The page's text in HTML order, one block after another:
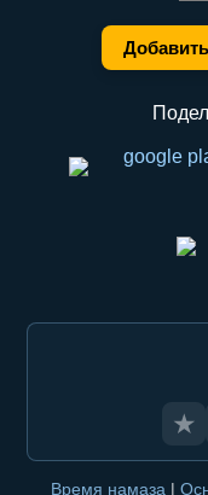
★
Время намаза |